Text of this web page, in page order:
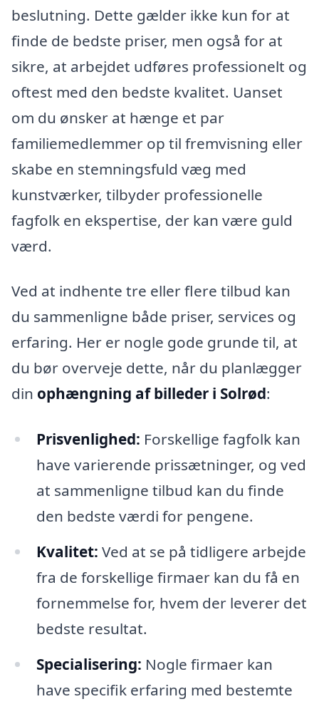
beslutning. Dette gælder ikke kun for at
finde de bedste priser, men også for at
sikre, at arbejdet udføres professionelt og
oftest med den bedste kvalitet. Uanset
om du ønsker at hænge et par
familiemedlemmer op til fremvisning eller
skabe en stemningsfuld væg med
kunstværker, tilbyder professionelle
fagfolk en ekspertise, der kan være guld
værd.
Ved at indhente tre eller flere tilbud kan
du sammenligne både priser, services og
erfaring. Her er nogle gode grunde til, at
du bør overveje dette, når du planlægger
din ophængning af billeder i Solrød:
Prisvenlighed: Forskellige fagfolk kan
have varierende prissætninger, og ved
at sammenligne tilbud kan du finde
den bedste værdi for pengene.
Kvalitet: Ved at se på tidligere arbejde
fra de forskellige firmaer kan du få en
fornemmelse for, hvem der leverer det
bedste resultat.
Specialisering: Nogle firmaer kan
have specifik erfaring med bestemte